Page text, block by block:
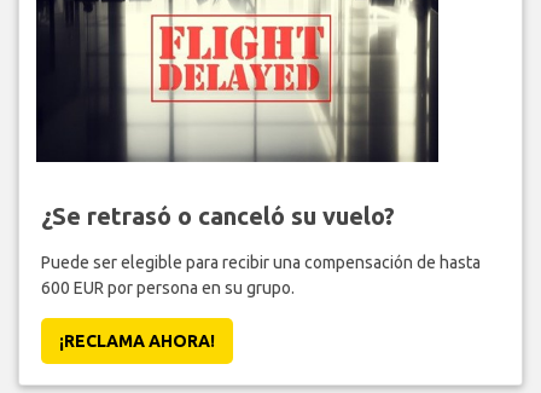
¿Se retrasó o canceló su vuelo?
Puede ser elegible para recibir una compensación de hasta
600 EUR por persona en su grupo.
¡RECLAMA AHORA!